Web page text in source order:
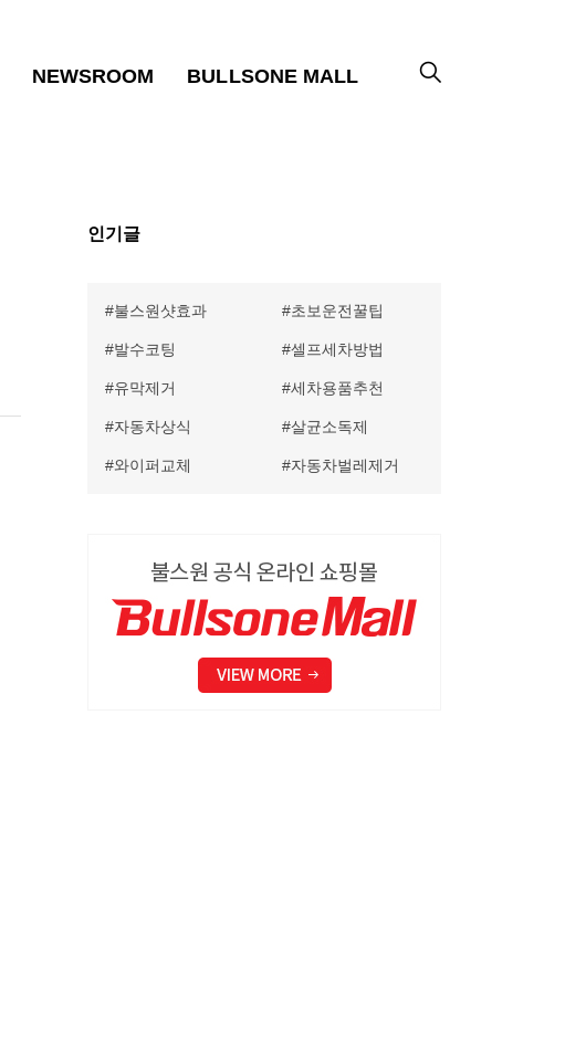
NEWSROOM BULLSONE MALL
인기글
불스원샷효과 초보운전꿀팁
발수코팅 셀프세차방법
유막제거 세차용품추천
자동차상식 살균소독제
와이퍼교체 자동차벌레제거